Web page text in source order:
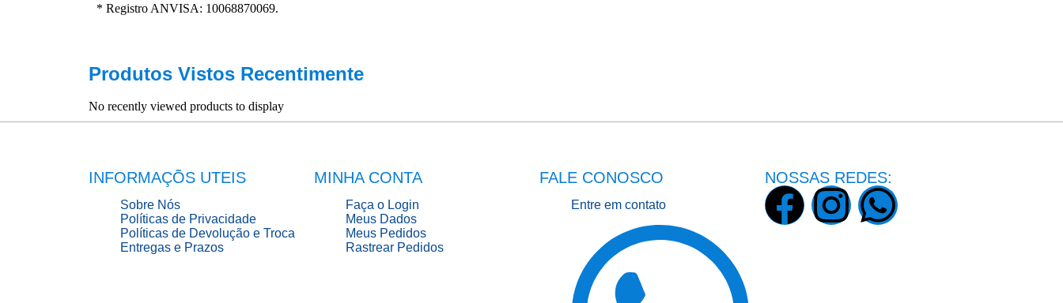
* Registro ANVISA: 10068870069.
Produtos Vistos Recentimente
No recently viewed products to display
INFORMAÇÕS UTEIS
Sobre Nós
Políticas de Privacidade
Políticas de Devolução e Troca
Entregas e Prazos
MINHA CONTA
Faça o Login
Meus Dados
Meus Pedidos
Rastrear Pedidos
FALE CONOSCO
Entre em contato
NOSSAS REDES: